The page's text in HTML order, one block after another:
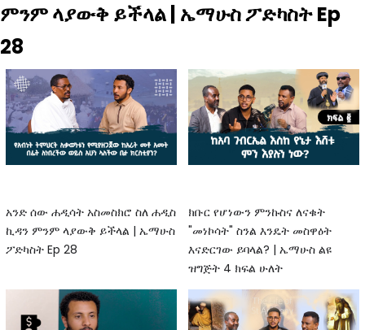
ምንም ላያውቅ ይችላል | ኤማሁስ ፖድካስት Ep
28
አንድ ሰው ሐዲሳት አስመስክሮ ስለ ሐዲስ
ኪዳን ምንም ላያውቅ ይችላል | ኤማሁስ
ፖድካስት Ep 28
ክቡር የሆነውን ምንኩስና ለናቁት
"መነኮሳት" ስንል እንዴት መስዋዕት
እናድርገው ይባላል? | ኤማሁስ ልዩ
ዝግጅት 4 ክፍል ሁለት